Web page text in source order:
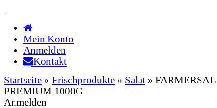
Mein Konto
Anmelden
Kontakt
Startseite » Frischprodukte » Salat »
PREMIUM 1000G
Anmelden